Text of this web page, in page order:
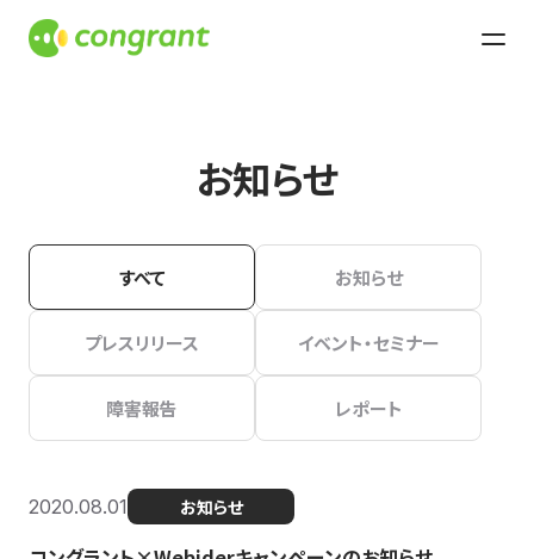
お知らせ
すべて お知らせ
プレスリリース イベント・セミナー
障害報告 レポート
2020.08.01 お知らせ